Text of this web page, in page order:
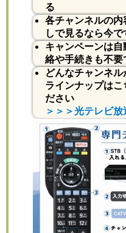
る
各チャンネルの
しで見るなら今で
キャンペーンは
絡や手続きも不要
どんなチャンネル
ラインナップはこ
ださい
＞＞＞光テレビ